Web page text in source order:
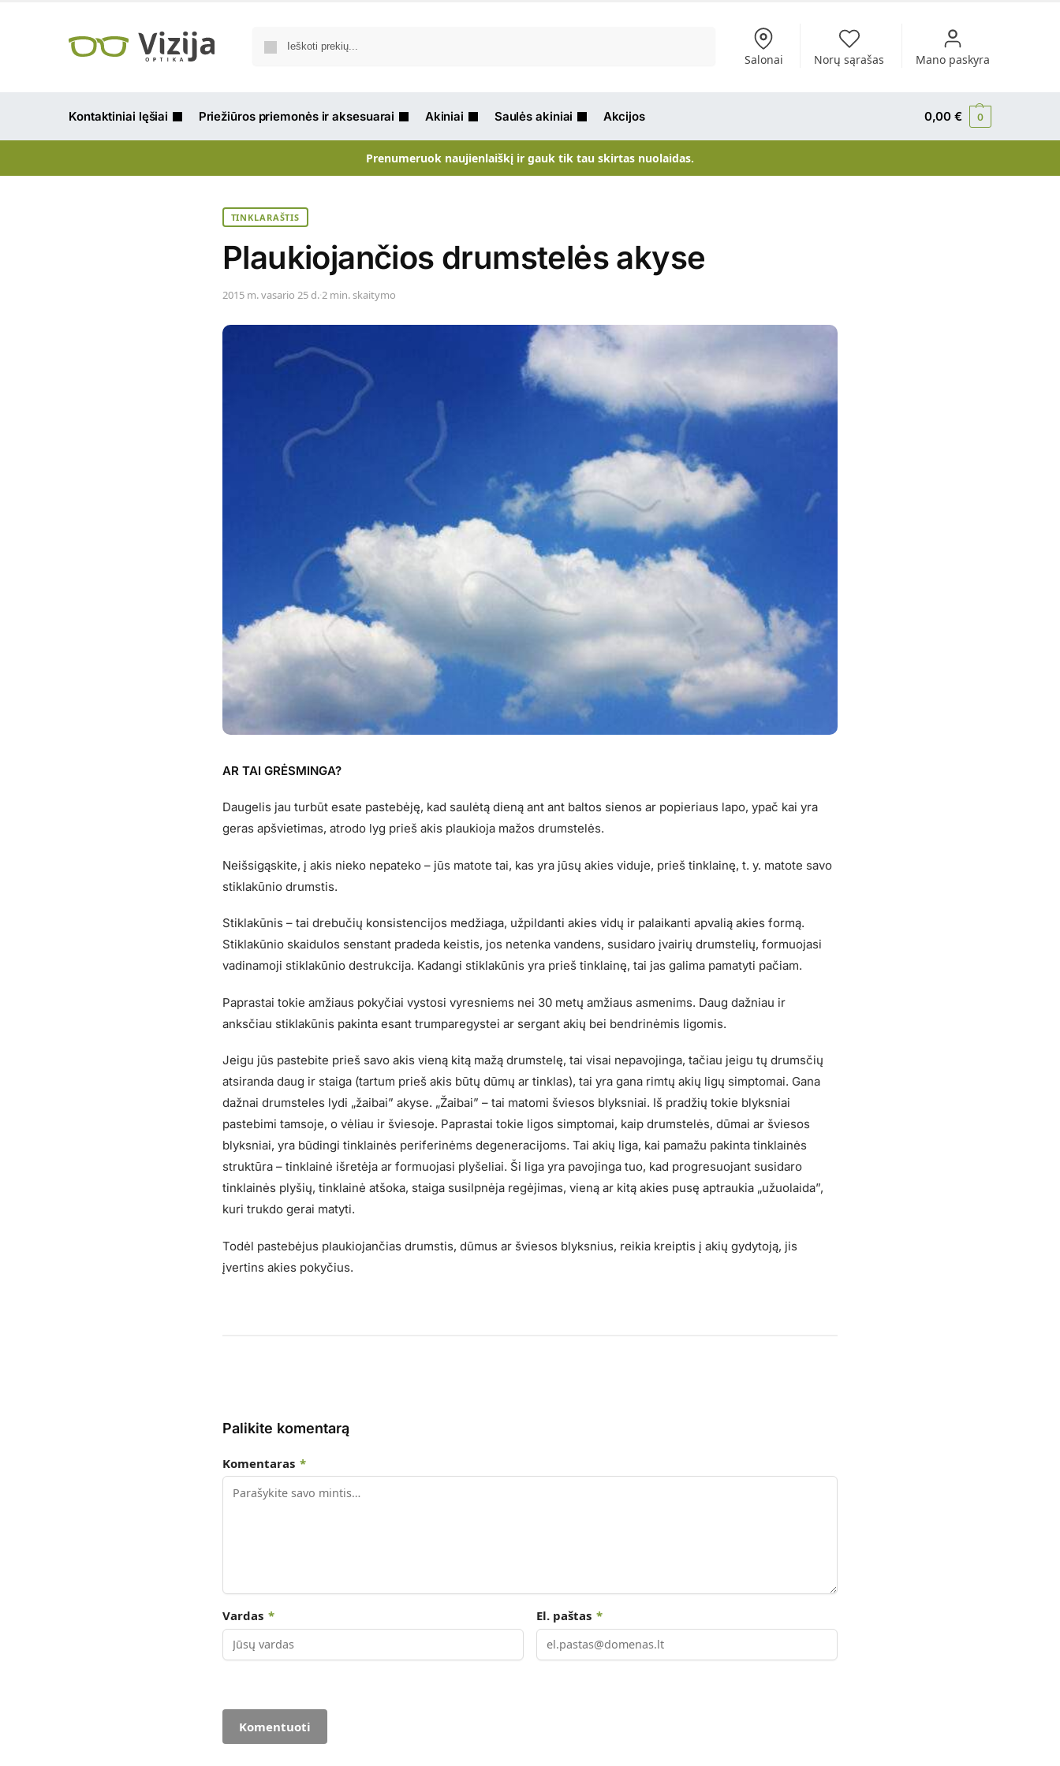
Salonai Norų sąrašas Mano paskyra
Kontaktiniai lęšiai Priežiūros priemonės ir aksesuarai Akiniai Saulės akiniai Akcijos 0,00€ 0
Prenumeruok naujienlaiškį ir gauk tik tau skirtas nuolaidas.
TINKLARAŠTIS
Plaukiojančios drumstelės akyse
2015 m. vasario 25 d.·2 min. skaitymo
AR TAI GRĖSMINGA?
Daugelis jau turbūt esate pastebėję, kad saulėtą dieną ant ant baltos sienos ar popieriaus lapo, ypač kai yra
geras apšvietimas, atrodo lyg prieš akis plaukioja mažos drumstelės.
Neišsigąskite, į akis nieko nepateko – jūs matote tai, kas yra jūsų akies viduje, prieš tinklainę, t. y. matote savo
stiklakūnio drumstis.
Stiklakūnis – tai drebučių konsistencijos medžiaga, užpildanti akies vidų ir palaikanti apvalią akies formą.
Stiklakūnio skaidulos senstant pradeda keistis, jos netenka vandens, susidaro įvairių drumstelių, formuojasi
vadinamoji stiklakūnio destrukcija. Kadangi stiklakūnis yra prieš tinklainę, tai jas galima pamatyti pačiam.
Paprastai tokie amžiaus pokyčiai vystosi vyresniems nei 30 metų amžiaus asmenims. Daug dažniau ir
anksčiau stiklakūnis pakinta esant trumparegystei ar sergant akių bei bendrinėmis ligomis.
Jeigu jūs pastebite prieš savo akis vieną kitą mažą drumstelę, tai visai nepavojinga, tačiau jeigu tų drumsčių
atsiranda daug ir staiga (tartum prieš akis būtų dūmų ar tinklas), tai yra gana rimtų akių ligų simptomai. Gana
dažnai drumsteles lydi „žaibai” akyse. „Žaibai” – tai matomi šviesos blyksniai. Iš pradžių tokie blyksniai
pastebimi tamsoje, o vėliau ir šviesoje. Paprastai tokie ligos simptomai, kaip drumstelės, dūmai ar šviesos
blyksniai, yra būdingi tinklainės periferinėms degeneracijoms. Tai akių liga, kai pamažu pakinta tinklainės
struktūra – tinklainė išretėja ar formuojasi plyšeliai. Ši liga yra pavojinga tuo, kad progresuojant susidaro
tinklainės plyšių, tinklainė atšoka, staiga susilpnėja regėjimas, vieną ar kitą akies pusę aptraukia „užuolaida”,
kuri trukdo gerai matyti.
Todėl pastebėjus plaukiojančias drumstis, dūmus ar šviesos blyksnius, reikia kreiptis į akių gydytoją, jis
įvertins akies pokyčius.
Palikite komentarą
Komentaras *
Vardas * El. paštas *